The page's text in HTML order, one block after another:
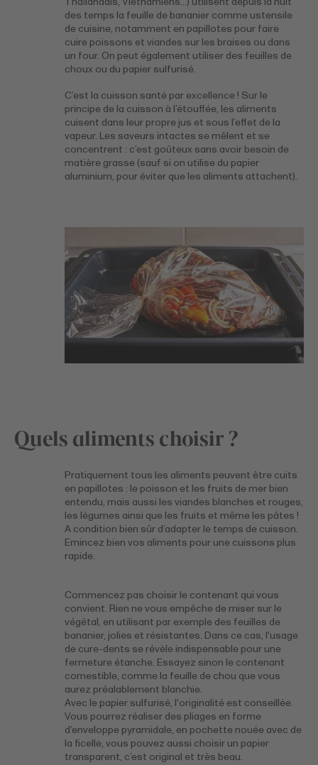
des temps la feuille de bananier comme ustensile
de cuisine, notamment en papillotes pour faire
cuire poissons et viandes sur les braises ou dans
un four. On peut également utiliser des feuilles de
choux ou du papier sulfurisé.
C’est la cuisson santé par excellence ! Sur le
principe de la cuisson à l’étouffée, les aliments
cuisent dans leur propre jus et sous l’effet de la
vapeur. Les saveurs intactes se mêlent et se
concentrent : c’est goûteux sans avoir besoin de
matière grasse (sauf si on utilise du papier
aluminium, pour éviter que les aliments attachent).
Quels aliments choisir ?
Pratiquement tous les aliments peuvent être cuits
en papillotes : le poisson et les fruits de mer bien
entendu, mais aussi les viandes blanches et rouges,
les légumes ainsi que les fruits et même les pâtes !
A condition bien sûr d’adapter le temps de cuisson.
Emincez bien vos aliments pour une cuissons plus
rapide.
Commencez pas choisir le contenant qui vous
convient. Rien ne vous empêche de miser sur le
végétal, en utilisant par exemple des feuilles de
bananier, jolies et résistantes. Dans ce cas, l'usage
de cure-dents se révèle indispensable pour une
fermeture étanche. Essayez sinon le contenant
comestible, comme la feuille de chou que vous
aurez préalablement blanchie.
Avec le papier sulfurisé, l'originalité est conseillée.
Vous pourrez réaliser des pliages en forme
d’enveloppe pyramidale, en pochette nouée avec de
la ficelle, vous pouvez aussi choisir un papier
transparent, c’est original et très beau.